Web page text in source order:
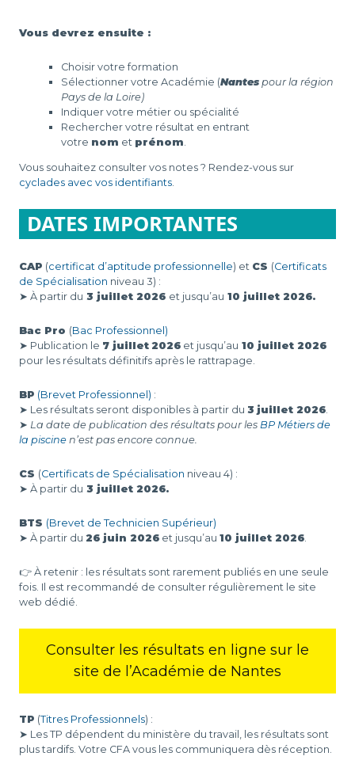
Vous devrez ensuite :
Choisir votre formation
Sélectionner votre Académie (Nantespour la région
Pays de la Loire)
Indiquer votre métier ou spécialité
Rechercher votre résultat en entrant
votre nom et prénom.
Vous souhaitez consulter vos notes ? Rendez-vous sur
cyclades avec vos identifiants
DATES IMPORTANTES
CAP (certificat d’aptitude professionnelle) et CS (Certificats
de Spécialisation niveau 3) :
➤ À partir du 3 juillet 2026 et jusqu’au 10 juillet 2026.
Bac Pro (Bac Professionnel)
➤ Publication le 7 juillet 2026 et jusqu’au 10 juillet 2026
pour les résultats définitifs après le rattrapage.
BP (Brevet Professionnel) :
➤ Les résultats seront disponibles à partir du 3 juillet 2026.
➤ La date de publication des résultats pour les BP Métiers de
la piscine n’est pas encore connue.
CS (Certificats de Spécialisation niveau 4) :
➤ À partir du 3 juillet 2026.
BTS (Brevet de Technicien Supérieur)
➤ À partir du 26 juin 2026 et jusqu’au 10 juillet 2026.
👉 À retenir : les résultats sont rarement publiés en une seule
fois. Il est recommandé de consulter régulièrement le site
web dédié.
Consulter les résultats en ligne sur le
site de l’Académie de Nantes
TP (Titres Professionnels) :
➤ Les TP dépendent du ministère du travail, les résultats sont
plus tardifs. Votre CFA vous les communiquera dès réception.